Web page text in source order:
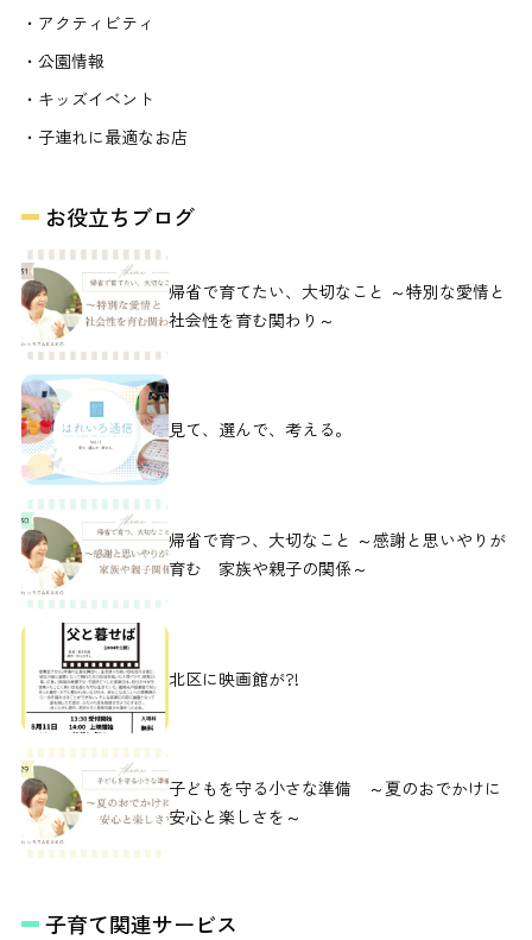
・アクティビティ
・公園情報
・キッズイベント
・子連れに最適なお店
お役立ちブログ
帰省で育てたい、大切なこと ～特別な愛情と
社会性を育む関わり～
見て、選んで、考える。
帰省で育つ、大切なこと ～感謝と思いやりが
育む 家族や親子の関係～
北区に映画館が?!
子どもを守る小さな準備 ～夏のおでかけに
安心と楽しさを～
子育て関連サービス